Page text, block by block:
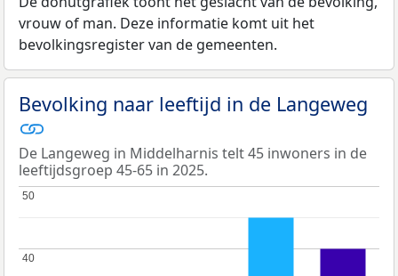
vrouw of man. Deze informatie komt uit het
bevolkingsregister van de gemeenten.
Bevolking naar leeftijd in de Langeweg
De Langeweg in Middelharnis telt 45 inwoners in de
leeftijdsgroep 45-65 in 2025.
40
40
50
50